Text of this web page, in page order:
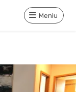
Meniu